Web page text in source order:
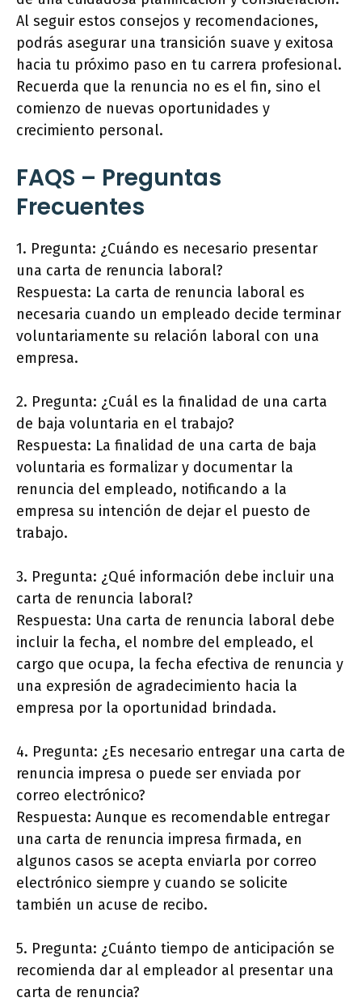
Al seguir estos consejos y recomendaciones,
podrás asegurar una transición suave y exitosa
hacia tu próximo paso en tu carrera profesional.
Recuerda que la renuncia no es el fin, sino el
comienzo de nuevas oportunidades y
crecimiento personal.
FAQS – Preguntas
Frecuentes
1. Pregunta: ¿Cuándo es necesario presentar
una carta de renuncia laboral?
Respuesta: La carta de renuncia laboral es
necesaria cuando un empleado decide terminar
voluntariamente su relación laboral con una
empresa.
2. Pregunta: ¿Cuál es la finalidad de una carta
de baja voluntaria en el trabajo?
Respuesta: La finalidad de una carta de baja
voluntaria es formalizar y documentar la
renuncia del empleado, notificando a la
empresa su intención de dejar el puesto de
trabajo.
3. Pregunta: ¿Qué información debe incluir una
carta de renuncia laboral?
Respuesta: Una carta de renuncia laboral debe
incluir la fecha, el nombre del empleado, el
cargo que ocupa, la fecha efectiva de renuncia y
una expresión de agradecimiento hacia la
empresa por la oportunidad brindada.
4. Pregunta: ¿Es necesario entregar una carta de
renuncia impresa o puede ser enviada por
correo electrónico?
Respuesta: Aunque es recomendable entregar
una carta de renuncia impresa firmada, en
algunos casos se acepta enviarla por correo
electrónico siempre y cuando se solicite
también un acuse de recibo.
5. Pregunta: ¿Cuánto tiempo de anticipación se
recomienda dar al empleador al presentar una
carta de renuncia?